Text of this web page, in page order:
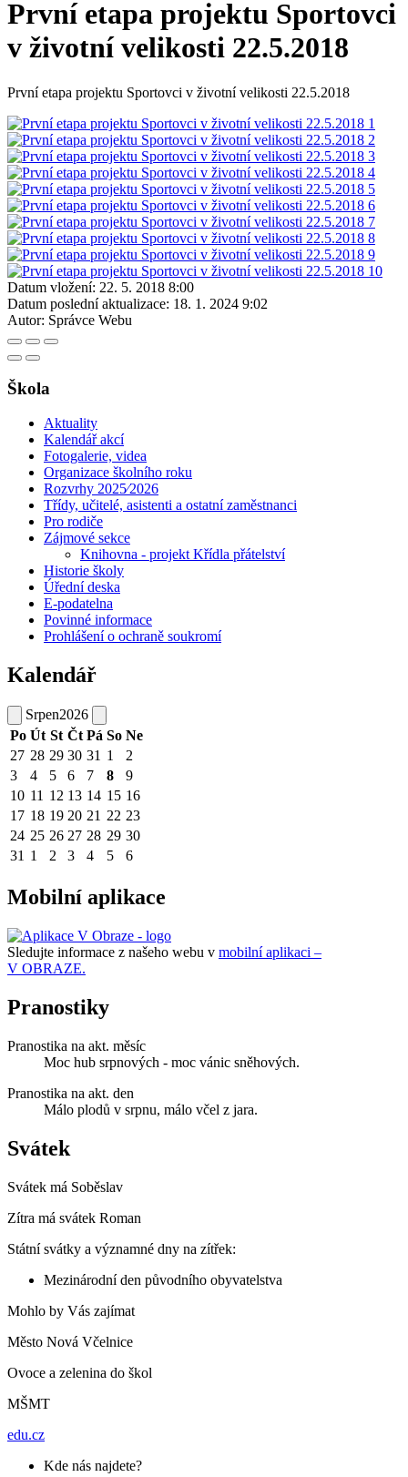
První etapa projektu Sportovci
v životní velikosti 22.5.2018
První etapa projektu Sportovci v životní velikosti 22.5.2018
Datum vložení: 22. 5. 2018 8:00
Datum poslední aktualizace: 18. 1. 2024 9:02
Autor: Správce Webu
Škola
Aktuality
Kalendář akcí
Fotogalerie, videa
Organizace školního roku
Rozvrhy 2025⁄2026
Třídy, učitelé, asistenti a ostatní zaměstnanci
Pro rodiče
Zájmové sekce
Knihovna - projekt Křídla přátelství
Historie školy
Úřední deska
E-podatelna
Povinné informace
Prohlášení o ochraně soukromí
Kalendář
Srpen2026
Po Út St Čt Pá So Ne
27 28 29 30 31 1
2
3
4 5 6 7 8
9
10 11 12 13 14 15 16
17 18 19 20 21 22 23
24 25 26 27 28 29 30
31 1 2 3 4 5 6
Mobilní aplikace
Sledujte informace z našeho webu v mobilní aplikaci –
V OBRAZE.
Pranostiky
Pranostika na akt. měsíc
Moc hub srpnových - moc vánic sněhových.
Pranostika na akt. den
Málo plodů v srpnu, málo včel z jara.
Svátek
Svátek má Soběslav
Zítra má svátek Roman
Státní svátky a významné dny na zítřek:
Mezinárodní den původního obyvatelstva
Mohlo by Vás zajímat
Město Nová Včelnice
Ovoce a zelenina do škol
MŠMT
edu.cz
Kde nás najdete?